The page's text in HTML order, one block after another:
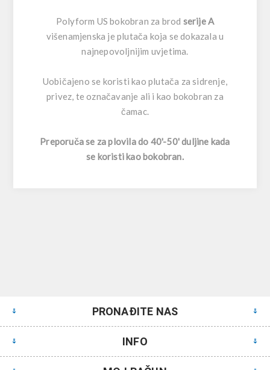
Polyform US bokobran za brod serije A
višenamjenska je plutača koja se dokazala u
najnepovoljnijim uvjetima.
Uobičajeno se koristi kao plutača za sidrenje,
privez, te označavanje ali i kao bokobran za
čamac.
Preporuča se za plovila do 40'-50' duljine kada
se koristi kao bokobran.
PRONAĐITE NAS
INFO